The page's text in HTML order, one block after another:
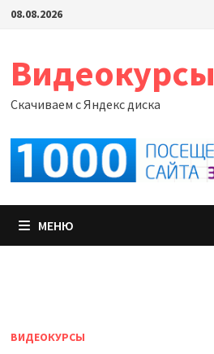
Перейти
08.08.2026
Видеокурсы
Скачиваем с Яндекс диска
МЕНЮ
ВИДЕОКУРСЫ